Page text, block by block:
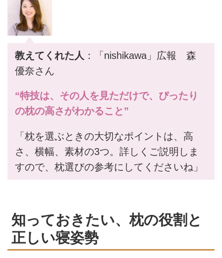
教えてくれた人 ：「nishikawa」広報 森
優奈さん
“特技は、その人を見ただけで、ぴったり
の枕の高さがわかること”
「枕を選ぶときの大切なポイントは、高
さ、横幅、素材の3つ。詳しくご説明しま
すので、枕選びの参考にしてくださいね」
知っておきたい、枕の役割と
正しい寝姿勢